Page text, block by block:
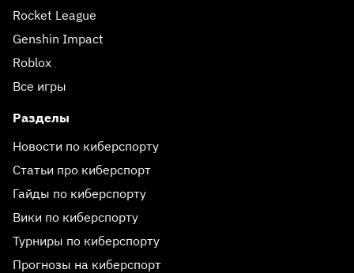
Rocket League
Genshin Impact
Roblox
Все игры
Разделы
Новости по киберспорту
Статьи про киберспорт
Гайды по киберспорту
Вики по киберспорту
Турниры по киберспорту
Прогнозы на киберспорт